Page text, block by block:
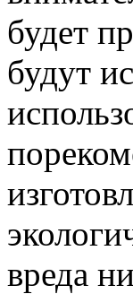
будет
будут
вреда